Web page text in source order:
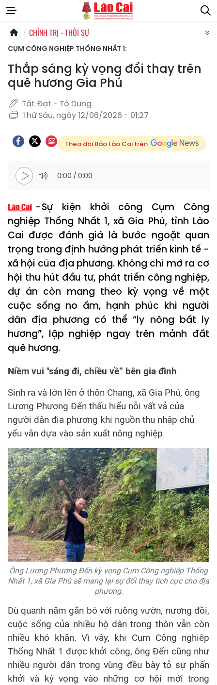
CHÍNH TRỊ - THỜI SỰ
CỤM CÔNG NGHIỆP THỐNG NHẤT 1:
Thắp sáng kỳ vọng đổi thay trên
quê hương Gia Phú
Tất Đạt - Tô Dung
Thứ Sáu, ngày 12/06/2026 - 01:27
Theo dõi Báo Lào Cai trên
0:00 /0:00
Sự kiện khởi công Cụm Công
nghiệp Thống Nhất 1, xã Gia Phú, tỉnh Lào
Cai được đánh giá là bước ngoặt quan
trọng trong định hướng phát triển kinh tế -
xã hội của địa phương. Không chỉ mở ra cơ
hội thu hút đầu tư, phát triển công nghiệp,
dự án còn mang theo kỳ vọng về một
cuộc sống no ấm, hạnh phúc khi người
dân địa phương có thể “ly nông bất ly
hương”, lập nghiệp ngay trên mảnh đất
quê hương.
Niềm vui "sáng đi, chiều về” bên gia đình
Sinh ra và lớn lên ở thôn Chang, xã Gia Phú, ông
Lương Phương Đến thấu hiểu nỗi vất vả của
người dân địa phương khi nguồn thu nhập chủ
yếu vẫn dựa vào sản xuất nông nghiệp.
Ông Lương Phương Đến kỳ vọng Cụm Công nghiệp Thống
Nhất 1, xã Gia Phú sẽ mang lại sự đổi thay tích cực cho địa
phương.
Dù quanh năm gắn bó với ruộng vườn, nương đồi,
cuộc sống của nhiều hộ dân trong thôn vẫn còn
nhiều khó khăn. Vì vậy, khi Cụm Công nghiệp
Thống Nhất 1 được khởi công, ông Đến cũng như
nhiều người dân trong vùng đều bày tỏ sự phấn
khởi và kỳ vọng vào những cơ hội mới trong